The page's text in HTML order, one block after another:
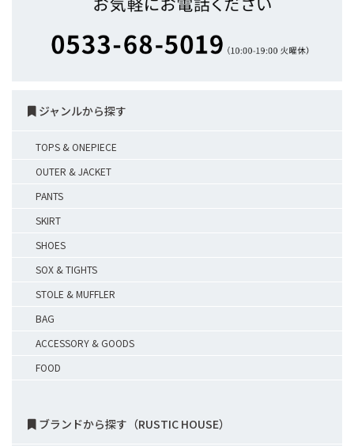
ジャンルから探す
TOPS & ONEPIECE
OUTER & JACKET
PANTS
SKIRT
SHOES
SOX & TIGHTS
STOLE & MUFFLER
BAG
ACCESSORY & GOODS
FOOD
ブランドから探す（RUSTIC HOUSE）